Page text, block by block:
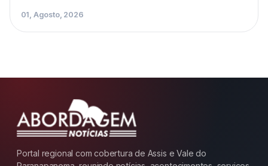
01, Agosto, 2026
Portal regional com cobertura de Assis e Vale do